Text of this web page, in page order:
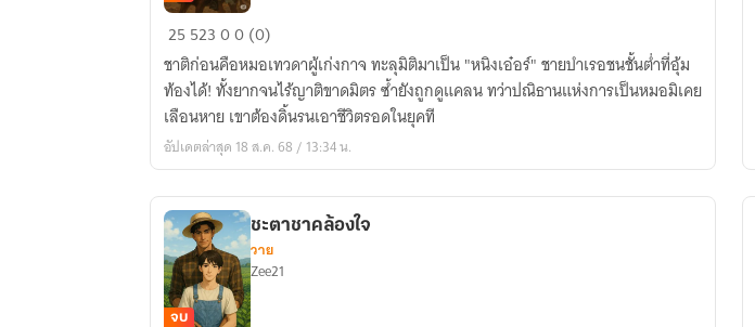
ลิขิต
รัก
ข้าม
ภพ
หมอ
เทวดา
แม่ทัพ
ปีศาจ
25 52300 (0)
ชาติก่อนคือหมอเทวดาผู้เก่งกาจ ทะลุมิติมาเป็น "หนิงเอ๋อร์" ชายบำเรอชนชั้นต่ำที่อุ้ม
ท้องได้! ทั้งยากจนไร้ญาติขาดมิตร ซ้ำยังถูกดูแคลน ทว่าปณิธานแห่งการเป็นหมอมิเคย
เลือนหาย เขาต้องดิ้นรนเอาชีวิตรอดในยุคที
อัปเดตล่าสุด 18 ส.ค. 68 / 13:34 น.
จบ
ชะตาชาคล้องใจ
วาย
Zee21